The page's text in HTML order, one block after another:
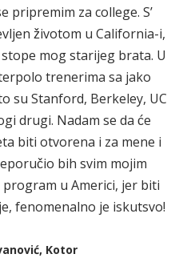
pripremim za college. S’
životom u California-i,
mog starijeg brata. U
trenerima sa jako
su Stanford, Berkeley, UC
drugi. Nadam se da će
biti otvorena i za mene i
bih svim mojim
u Americi, jer biti
fenomenalno je iskutsvo!
Kotor